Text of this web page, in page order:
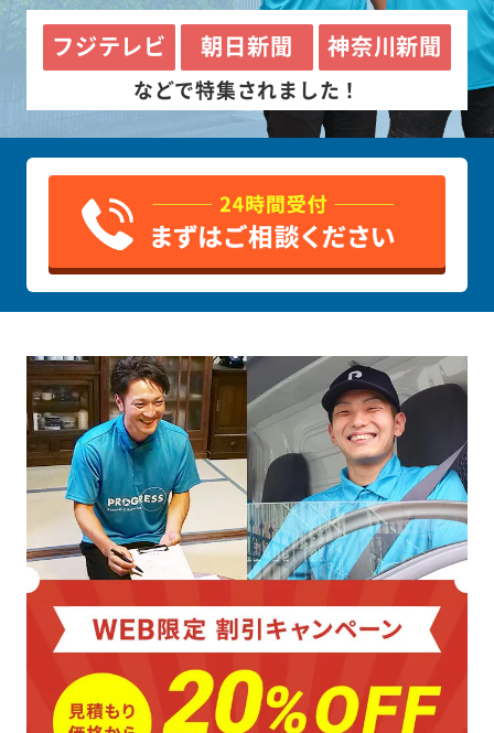
フジテレビ 朝日新聞 神奈川新聞
などで特集されました！